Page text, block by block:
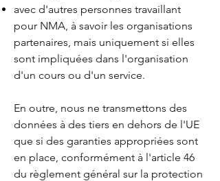
avec d'autres personnes travaillant
pour NMA, à savoir les organisations
partenaires, mais uniquement si elles
sont impliquées dans l'organisation
d'un cours ou d'un service.
En outre, nous ne transmettons des
données à des tiers en dehors de l'UE
que si des garanties appropriées sont
en place, conformément à l'article 46
du règlement général sur la protection